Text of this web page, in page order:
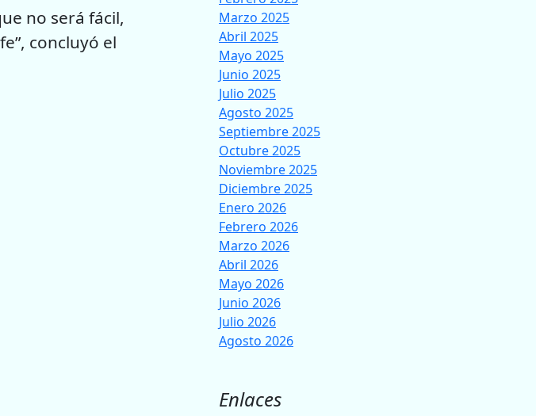
no será fácil,
concluyó el
Marzo 2025
Abril 2025
Mayo 2025
Junio 2025
Julio 2025
Agosto 2025
Septiembre 2025
Octubre 2025
Noviembre 2025
Diciembre 2025
Enero 2026
Febrero 2026
Marzo 2026
Abril 2026
Mayo 2026
Junio 2026
Julio 2026
Agosto 2026
Enlaces